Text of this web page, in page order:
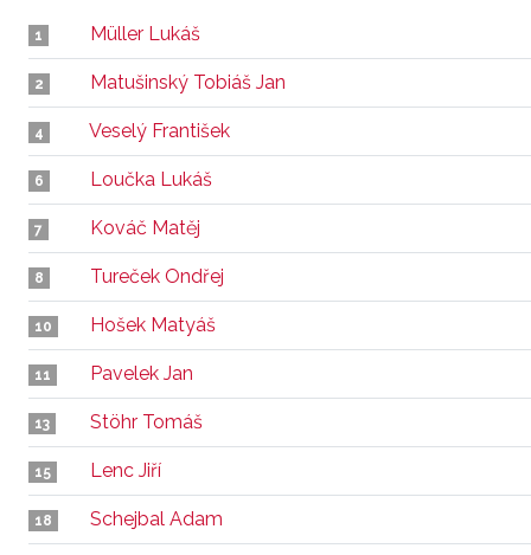
1 Müller Lukáš
2 Matušinský Tobiáš Jan
4 Veselý František
6 Loučka Lukáš
7 Kováč Matěj
8 Tureček Ondřej
10 Hošek Matyáš
11 Pavelek Jan
13 Stöhr Tomáš
15 Lenc Jiří
18 Schejbal Adam